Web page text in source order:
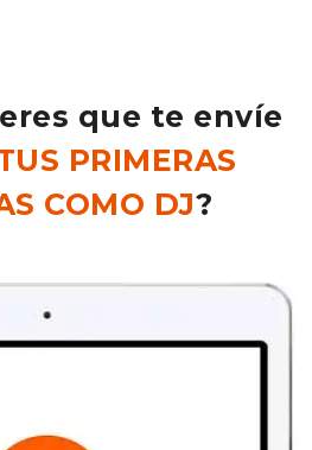
que te envíe
PRIMERAS
COMO DJ?